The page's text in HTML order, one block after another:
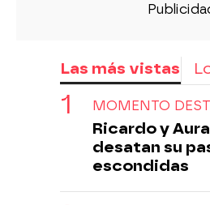
Las más vistas
MOMENTO
Ricardo y
desatan su
escondidas